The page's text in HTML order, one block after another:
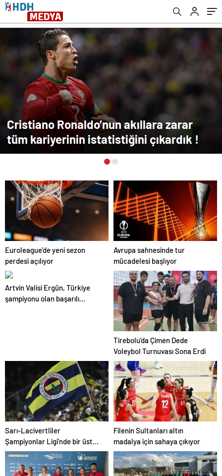
Cristiano Ronaldo’nun akıllara zarar
tüm kariyerinin istatistiğini çıkardık !
Euroleague'de yeni sezon
perdesi açılıyor
Avrupa sahnesinde tur
mücadelesi başlıyor
Artvin Valisi Ergün, Türkiye
şampiyonu olan başarılı
Tirebolu’da Çimen Dede
Voleybol Turnuvası Sona Erdi
Sarı-Lacivertliler
Şampiyonlar Ligi'nde bir üst
tur peşinde
Filenin Sultanları altın
madalya için sahaya çıkıyor